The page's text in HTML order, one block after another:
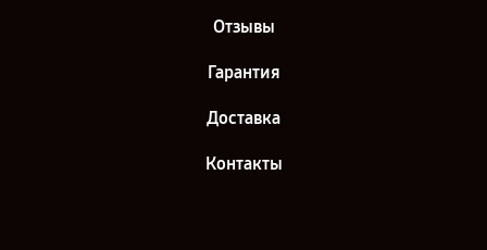
Отзывы
Гарантия
Доставка
Контакты